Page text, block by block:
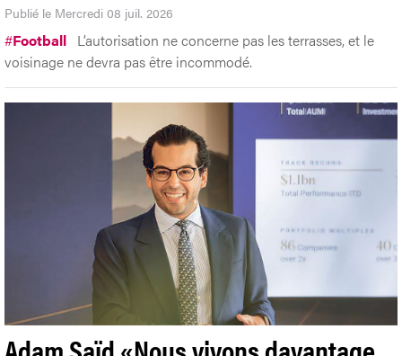
Publié le Mercredi 08 juil. 2026
#Football L’autorisation ne concerne pas les terrasses, et le
voisinage ne devra pas être incommodé.